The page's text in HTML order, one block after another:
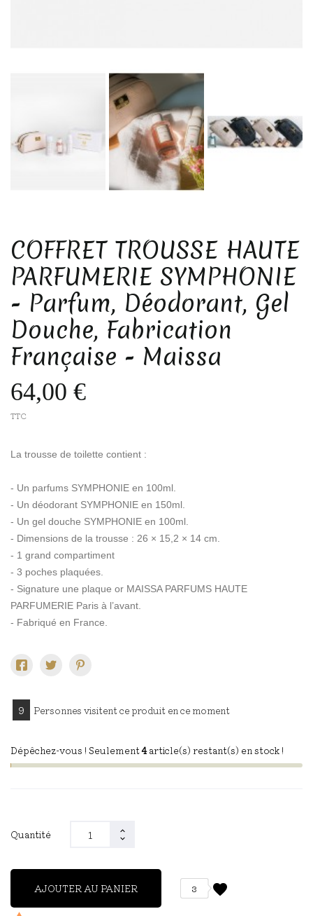
COFFRET TROUSSE HAUTE
PARFUMERIE SYMPHONIE
- Parfum, Déodorant, Gel
Douche, Fabrication
Française - Maissa
64,00 €
TTC
La trousse de toilette contient :
- Un parfums SYMPHONIE en 100ml.
- Un déodorant SYMPHONIE en 150ml.
- Un gel douche SYMPHONIE en 100ml.
- Dimensions de la trousse : 26 × 15,2 × 14 cm.
- 1 grand compartiment
- 3 poches plaquées.
- Signature une plaque or MAISSA PARFUMS HAUTE
PARFUMERIE Paris à l’avant.
- Fabriqué en France.
9 Personnes visitent ce produit en ce moment
Dépêchez-vous ! Seulement4article(s) restant(s) en stock !
Quantité
AJOUTER AU PANIER favorite
3